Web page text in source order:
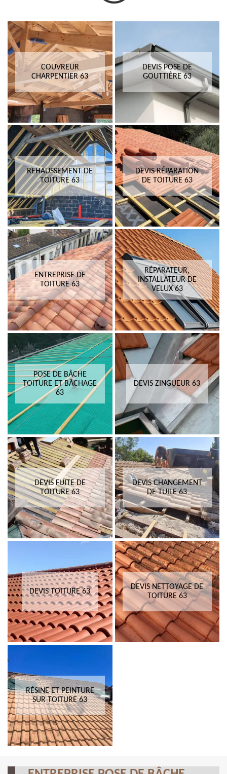
COUVREUR
CHARPENTIER 63
DEVIS POSE DE
GOUTTIÈRE 63
REHAUSSEMENT DE
TOITURE 63
DEVIS RÉPARATION
DE TOITURE 63
ENTREPRISE DE
TOITURE 63
RÉPARATEUR,
INSTALLATEUR DE
VELUX 63
POSE DE BÂCHE
TOITURE ET BÂCHAGE
63
DEVIS ZINGUEUR 63
DEVIS FUITE DE
TOITURE 63
DEVIS CHANGEMENT
DE TUILE 63
DEVIS TOITURE 63
DEVIS NETTOYAGE DE
TOITURE 63
RÉSINE ET PEINTURE
SUR TOITURE 63